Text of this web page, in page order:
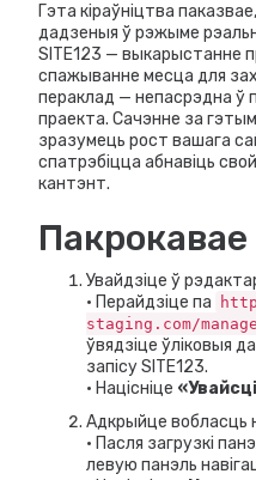
Гэта кіраўніцтва
дадзеныя ў рэжыме
SITE123 — выкарыстанне
спажыванне месца для
пераклад — непасрэдна ў
праекта. Сачэнне за
зразумець рост вашага
спатрэбіцца абнавіць
кантэнт.
Пакрокавае
Увайдзіце ў
• Перайдзіце па
staging.com/
ўвядзіце ўліковыя
запісу SITE123.
• Націсніце
Адкрыйце вобласць
• Пасля загрузкі
левую панэль